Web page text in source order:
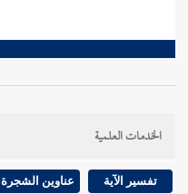
الخدمات العلمية
تفسير الآية عناوين الشجرة